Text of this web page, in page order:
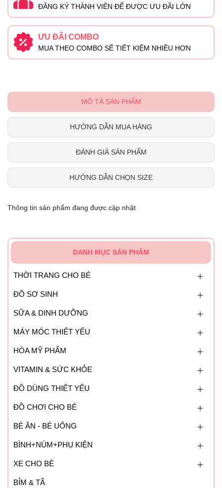
ĐĂNG KÝ THÀNH VIÊN ĐỂ ĐƯỢC ƯU ĐÃI LỚN
ƯU ĐÃI COMBO
MUA THEO COMBO SẼ TIẾT KIỆM NHIỀU HƠN
MÔ TẢ SẢN PHẨM
HƯỚNG DẪN MUA HÀNG
ĐÁNH GIÁ SẢN PHẨM
HƯỚNG DẪN CHỌN SIZE
Thông tin sản phẩm đang được cập nhật
DANH MỤC SẢN PHẨM
THỜI TRANG CHO BÉ
ĐỒ SƠ SINH
SỮA & DINH DƯỠNG
MÁY MÓC THIẾT YẾU
HÓA MỸ PHẨM
VITAMIN & SỨC KHỎE
ĐỒ DÙNG THIẾT YẾU
ĐỒ CHƠI CHO BÉ
BÉ ĂN - BÉ UỐNG
BÌNH+NÚM+PHỤ KIỆN
XE CHO BÉ
BỈM & TÃ